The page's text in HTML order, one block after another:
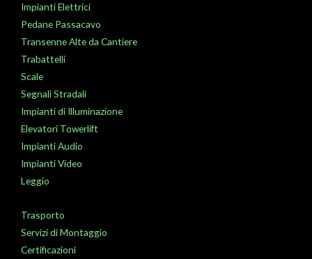
Impianti Elettrici
Pedane Passacavo
Transenne Alte da Cantiere
Trabattelli
Scale
Segnali Stradali
Impianti di Illuminazione
Elevatori Towerlift
Impianti Audio
Impianti Video
Leggio
Trasporto
Servizi di Montaggio
Certificazioni